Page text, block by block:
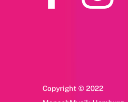
Copyright © 2022